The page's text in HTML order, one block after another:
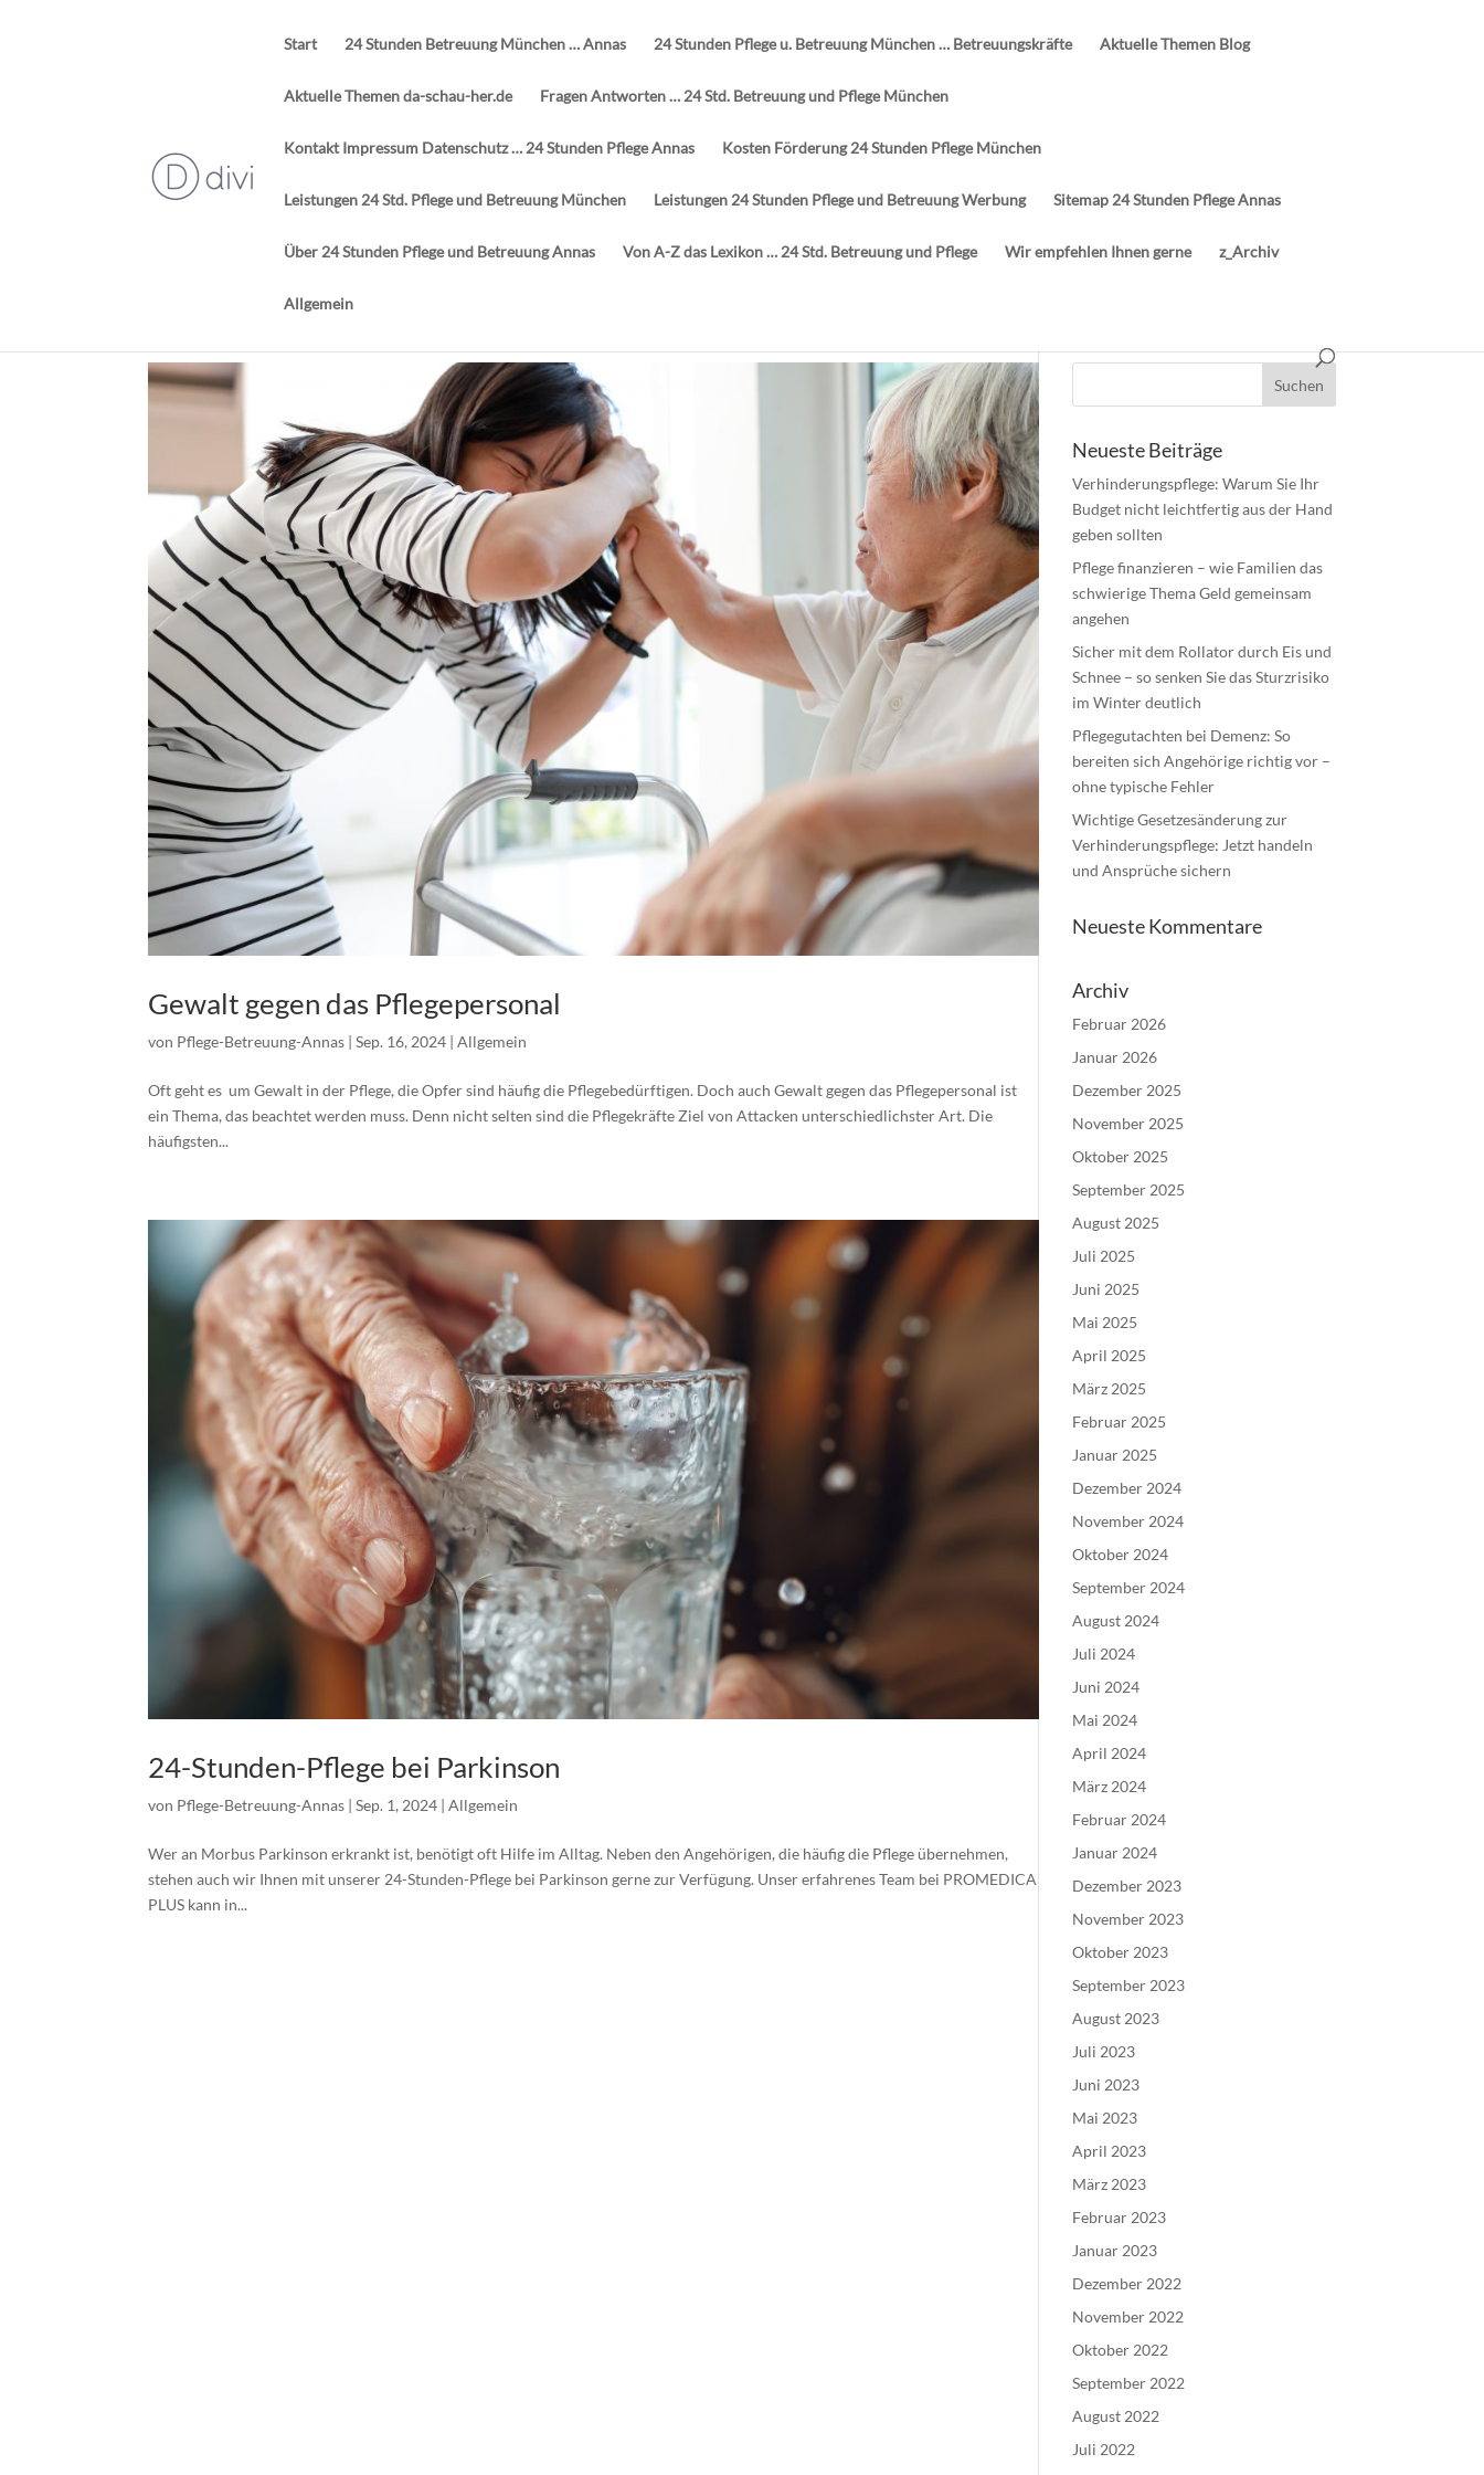
Start 24 Stunden Betreuung München … Annas 24 Stunden Pflege u. Betreuung München … Betreuungskräfte Aktuelle Themen Blog
Aktuelle Themen da-schau-her.de Fragen Antworten … 24 Std. Betreuung und Pflege München
Kontakt Impressum Datenschutz … 24 Stunden Pflege Annas Kosten Förderung 24 Stunden Pflege München
Leistungen 24 Std. Pflege und Betreuung München Leistungen 24 Stunden Pflege und Betreuung Werbung Sitemap 24 Stunden Pflege Annas
Über 24 Stunden Pflege und Betreuung Annas Von A-Z das Lexikon … 24 Std. Betreuung und Pflege Wir empfehlen Ihnen gerne z_Archiv
Allgemein
Gewalt gegen das Pflegepersonal
von Pflege-Betreuung-Annas |Sep. 16, 2024 |Allgemein
Oft geht es um Gewalt in der Pflege, die Opfer sind häufig die Pflegebedürftigen. Doch auch Gewalt gegen das Pflegepersonal ist
ein Thema, das beachtet werden muss. Denn nicht selten sind die Pflegekräfte Ziel von Attacken unterschiedlichster Art. Die
häufigsten...
24-Stunden-Pflege bei Parkinson
von Pflege-Betreuung-Annas |Sep. 1, 2024 |Allgemein
Wer an Morbus Parkinson erkrankt ist, benötigt oft Hilfe im Alltag. Neben den Angehörigen, die häufig die Pflege übernehmen,
stehen auch wir Ihnen mit unserer 24-Stunden-Pflege bei Parkinson gerne zur Verfügung. Unser erfahrenes Team bei PROMEDICA
PLUS kann in...
Neueste Beiträge
Verhinderungspflege: Warum Sie Ihr
Budget nicht leichtfertig aus der Hand
geben sollten
Pflege finanzieren – wie Familien das
schwierige Thema Geld gemeinsam
angehen
Sicher mit dem Rollator durch Eis und
Schnee – so senken Sie das Sturzrisiko
im Winter deutlich
Pflegegutachten bei Demenz: So
bereiten sich Angehörige richtig vor –
ohne typische Fehler
Wichtige Gesetzesänderung zur
Verhinderungspflege: Jetzt handeln
und Ansprüche sichern
Neueste Kommentare
Archiv
Februar 2026
Januar 2026
Dezember 2025
November 2025
Oktober 2025
September 2025
August 2025
Juli 2025
Juni 2025
Mai 2025
April 2025
März 2025
Februar 2025
Januar 2025
Dezember 2024
November 2024
Oktober 2024
September 2024
August 2024
Juli 2024
Juni 2024
Mai 2024
April 2024
März 2024
Februar 2024
Januar 2024
Dezember 2023
November 2023
Oktober 2023
September 2023
August 2023
Juli 2023
Juni 2023
Mai 2023
April 2023
März 2023
Februar 2023
Januar 2023
Dezember 2022
November 2022
Oktober 2022
September 2022
August 2022
Juli 2022